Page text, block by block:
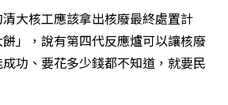
大核工應該拿出核廢最終處置計
」，說有第四代反應爐可以讓核廢
功、要花多少錢都不知道，就要民